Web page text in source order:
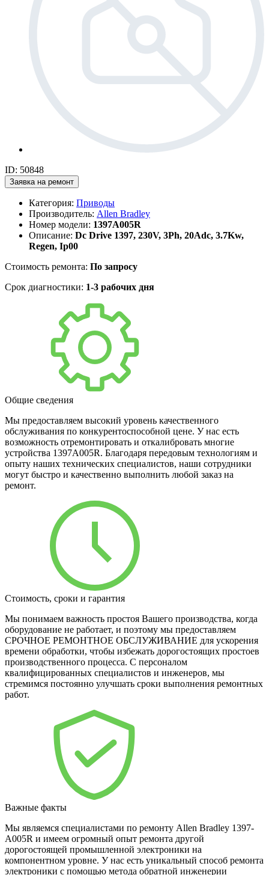
ID: 50848
Заявка на ремонт
Категория: Приводы
Производитель: Allen Bradley
Номер модели: 1397A005R
Описание: Dc Drive 1397, 230V, 3Ph, 20Adc, 3.7Kw,
Regen, Ip00
Стоимость ремонта: По запросу
Срок диагностики: 1-3 рабочих дня
Общие сведения
Мы предоставляем высокий уровень качественного
обслуживания по конкурентоспособной цене. У нас есть
возможность отремонтировать и откалибровать многие
устройства 1397A005R. Благодаря передовым технологиям и
опыту наших технических специалистов, наши сотрудники
могут быстро и качественно выполнить любой заказ на
ремонт.
Стоимость, сроки и гарантия
Мы понимаем важность простоя Вашего производства, когда
оборудование не работает, и поэтому мы предоставляем
СРОЧНОЕ РЕМОНТНОЕ ОБСЛУЖИВАНИЕ для ускорения
времени обработки, чтобы избежать дорогостоящих простоев
производственного процесса. С персоналом
квалифицированных специалистов и инженеров, мы
стремимся постоянно улучшать сроки выполнения ремонтных
работ.
Важные факты
Мы являемся специалистами по ремонту Allen Bradley 1397-
A005R и имеем огромный опыт ремонта другой
дорогостоящей промышленной электроники на
компонентном уровне. У нас есть уникальный способ ремонта
электроники с помощью метода обратной инженерии